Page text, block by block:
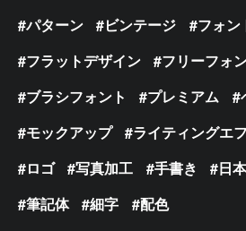
パターン
ビンテージ
フォン
フラットデザイン
フリーフォ
ブラシフォント
プレミアム
モックアップ
ライティングエ
ロゴ
写真加工 手書き
日
筆記体
細字 配色